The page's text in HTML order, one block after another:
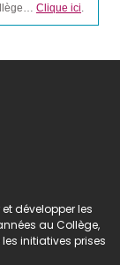
Clique ici
développer les
au Collège,
initiatives prises